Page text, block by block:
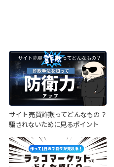
サイト売買詐欺ってどんなもの？
騙されないために見るポイント